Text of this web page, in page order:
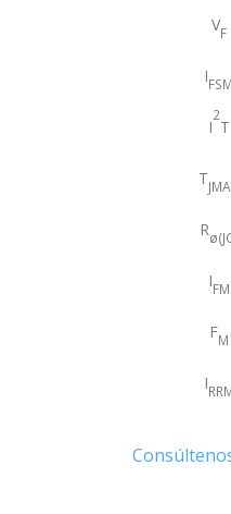
VF
IFSM
I
2
T
T
R
IFM
FM
I